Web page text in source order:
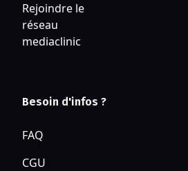
Rejoindre le
réseau
mediaclinic
Besoin d'infos ?
FAQ
CGU